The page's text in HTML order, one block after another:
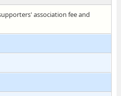
association fee and